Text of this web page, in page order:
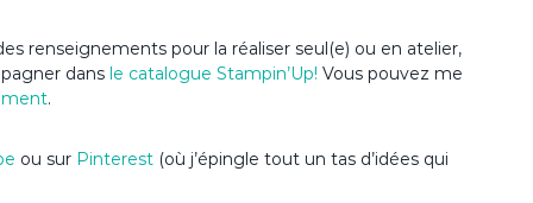
renseignements pour la réaliser seul(e) ou en atelier,
dans le catalogue Stampin’Up! Vous pouvez me
.
ou sur Pinterest (où j’épingle tout un tas d’idées qui